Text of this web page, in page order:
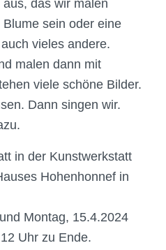
das wir malen
sein oder eine
vieles andere.
malen dann mit
viele schöne Bilder.
Dann singen wir.
in der Kunstwerkstatt
Hohenhonnef in
Montag, 15.4.2024
Uhr zu Ende.